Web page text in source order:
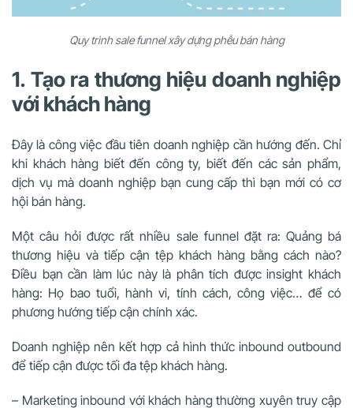
Quy trình sale funnel xây dựng phễu bán hàng
1. Tạo ra thương hiệu doanh nghiệp
với khách hàng
Đây là công việc đầu tiên doanh nghiệp cần hướng đến. Chỉ
khi khách hàng biết đến công ty, biết đến các sản phẩm,
dịch vụ mà doanh nghiệp bạn cung cấp thì bạn mới có cơ
hội bán hàng.
Một câu hỏi được rất nhiều sale funnel đặt ra: Quảng bá
thương hiệu và tiếp cận tệp khách hàng bằng cách nào?
Điều bạn cần làm lúc này là phân tích được insight khách
hàng: Họ bao tuổi, hành vi, tính cách, công việc… để có
phương hướng tiếp cận chính xác.
Doanh nghiệp nên kết hợp cả hình thức inbound outbound
để tiếp cận được tối đa tệp khách hàng.
– Marketing inbound với khách hàng thường xuyên truy cập